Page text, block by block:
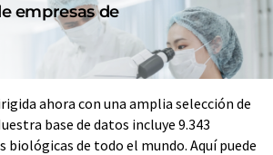
empresas de
ahora con una amplia selección de
base de datos incluye 9.343
biológicas de todo el mundo. Aquí puede